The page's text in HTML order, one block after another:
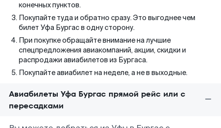
конечных пунктов.
Покупайте туда и обратно сразу. Это выгоднее чем
билет Уфа Бургас в одну сторону.
При покупке обращайте внимание на лучшие
спецпредложения авиакомпаний, акции, скидки и
распродажи авиабилетов из Бургаса.
Покупайте авиабилет на неделе, а не в выходные.
Авиабилеты Уфа Бургас прямой рейс или с
пересадками